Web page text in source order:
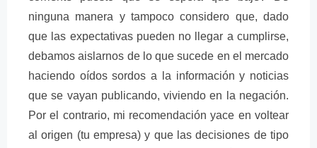
ninguna manera y tampoco considero que, dado
que las expectativas pueden no llegar a cumplirse,
debamos aislarnos de lo que sucede en el mercado
haciendo oídos sordos a la información y noticias
que se vayan publicando, viviendo en la negación.
Por el contrario, mi recomendación yace en voltear
al origen (tu empresa) y que las decisiones de tipo